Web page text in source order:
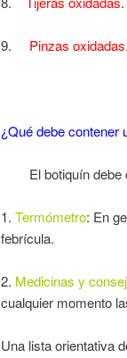
9. Pinzas oxidadas.
¿Qué debe contener
El botiquín debe
1. Termómetro: En
febrícula.
2. Medicinas y
cualquier momento
Una lista orientativa